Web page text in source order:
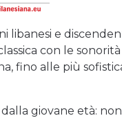
libanesi e
con le
fino alle più
giovane età: